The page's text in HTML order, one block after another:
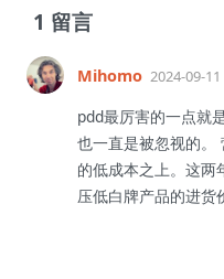
1 留言
Mihomo 2024-09-11
pdd最厉害的一点就
也一直是被忽视的。
的低成本之上。这两
压低白牌产品的进货